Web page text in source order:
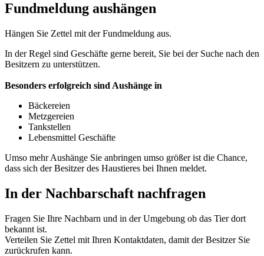
Fundmeldung aushängen
Hängen Sie Zettel mit der Fundmeldung aus.
In der Regel sind Geschäfte gerne bereit, Sie bei der Suche nach den
Besitzern zu unterstützen.
Besonders erfolgreich sind Aushänge in
Bäckereien
Metzgereien
Tankstellen
Lebensmittel Geschäfte
Umso mehr Aushänge Sie anbringen umso größer ist die Chance,
dass sich der Besitzer des Haustieres bei Ihnen meldet.
In der Nachbarschaft nachfragen
Fragen Sie Ihre Nachbarn und in der Umgebung ob das Tier dort
bekannt ist.
Verteilen Sie Zettel mit Ihren Kontaktdaten, damit der Besitzer Sie
zurückrufen kann.